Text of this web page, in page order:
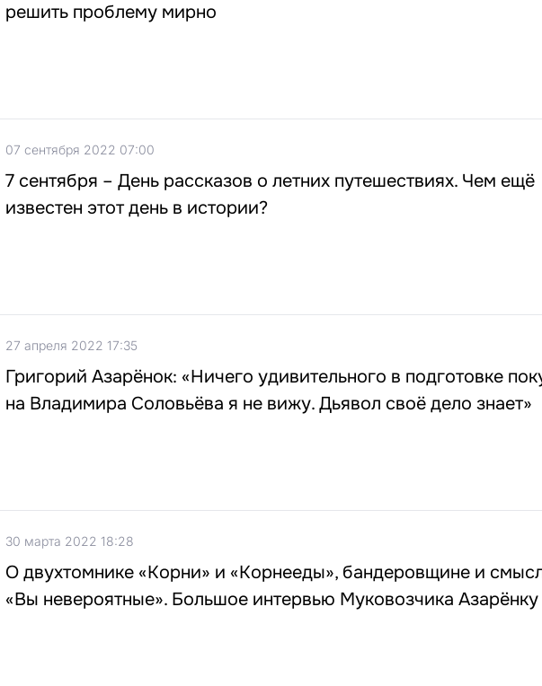
решить проблему мирно
07 сентября 2022 07:00
7 сентября – День рассказов о летних путешествиях. Чем ещё
известен этот день в истории?
27 апреля 2022 17:35
Григорий Азарёнок: «Ничего удивительного в подготовке
на Владимира Соловьёва я не вижу. Дьявол своё дело знает»
30 марта 2022 18:28
О двухтомнике «Корни» и «Корнееды», бандеровщине и
«Вы невероятные». Большое интервью Муковозчика Азарёнку